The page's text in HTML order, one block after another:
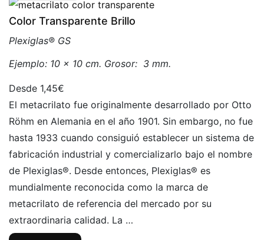
Color Transparente Brillo
Plexiglas® GS
Ejemplo: 10 x 10 cm. Grosor: 3 mm.
1,45€
El metacrilato fue originalmente desarrollado por Otto
Röhm en Alemania en el año 1901. Sin embargo, no fue
hasta 1933 cuando consiguió establecer un sistema de
fabricación industrial y comercializarlo bajo el nombre
de Plexiglas®. Desde entonces, Plexiglas® es
mundialmente reconocida como la marca de
metacrilato de referencia del mercado por su
extraordinaria calidad. La …